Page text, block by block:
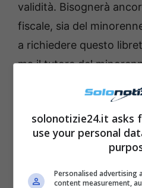
validità. Bisognerà
fiscale, sia del
a richiedere questo
ma il tutore del
caricare anche la copia
del tribunale ed il
solonotizie24.it asks
use your personal
Personalised advertising
content measurement,